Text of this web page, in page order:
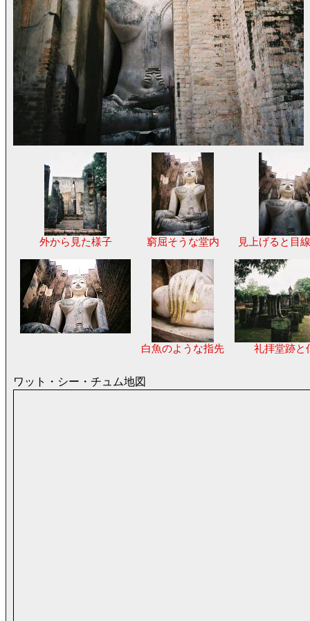
外から見た様子 窮屈そうな堂内 見上げると目
白魚のような指先 礼拝堂跡と
ワット・シー・チュム地図